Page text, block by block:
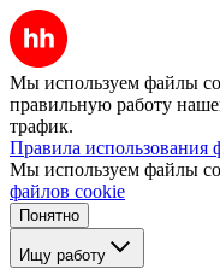
Мы используем файлы
правильную работу
трафик.
Правила использования
Мы используем файлы
файлов cookie
Понятно
Ищу работу